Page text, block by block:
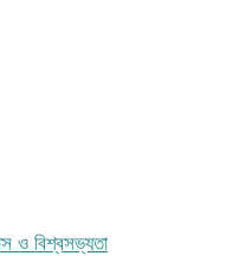
ও বিশ্বসভ্যতা